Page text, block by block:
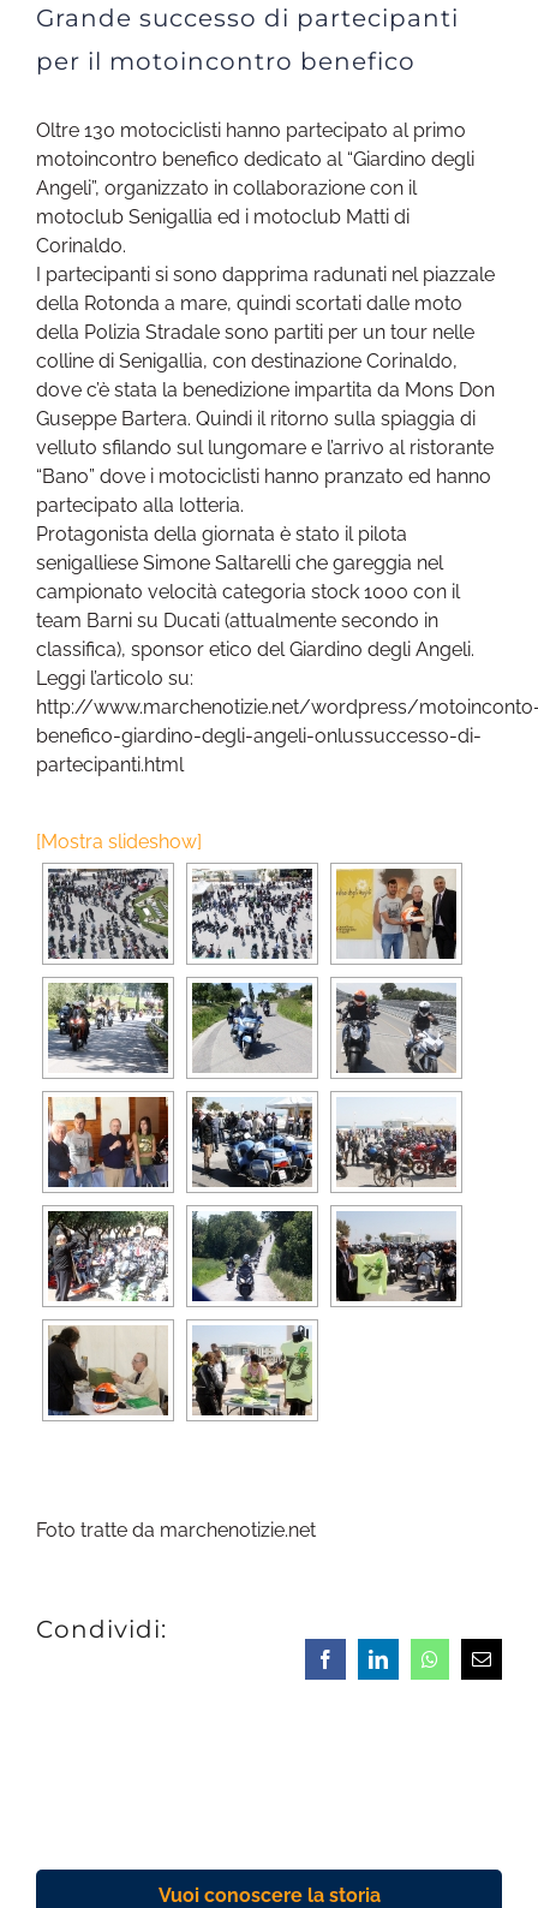
Grande successo di partecipanti
per il motoincontro benefico
Oltre 130 motociclisti hanno partecipato al primo
motoincontro benefico dedicato al “Giardino degli
Angeli”, organizzato in collaborazione con il
motoclub Senigallia ed i motoclub Matti di
Corinaldo.
I partecipanti si sono dapprima radunati nel piazzale
della Rotonda a mare, quindi scortati dalle moto
della Polizia Stradale sono partiti per un tour nelle
colline di Senigallia, con destinazione Corinaldo,
dove c’è stata la benedizione impartita da Mons Don
Guseppe Bartera. Quindi il ritorno sulla spiaggia di
velluto sfilando sul lungomare e l’arrivo al ristorante
“Bano” dove i motociclisti hanno pranzato ed hanno
partecipato alla lotteria.
Protagonista della giornata è stato il pilota
senigalliese Simone Saltarelli che gareggia nel
campionato velocità categoria stock 1000 con il
team Barni su Ducati (attualmente secondo in
classifica), sponsor etico del Giardino degli Angeli.
Leggi l’articolo su:
http://www.marchenotizie.net/wordpress/
benefico-giardino-degli-angeli-onlussuccesso-di-
partecipanti.html
[Mostra slideshow]
Foto tratte da marchenotizie.net
Condividi:
FacebookLinkedInWhatsappEmail
Vuoi conoscere la storia